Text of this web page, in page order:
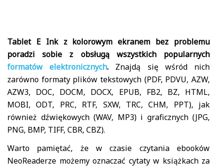
Tablet E Ink z kolorowym ekranem bez problemu
poradzi sobie z obsługą wszystkich popularnych
formatów elektronicznych. Znajdą się wśród nich
zarówno formaty plików tekstowych (PDF, PDVU, AZW,
AZW3, DOC, DOCM, DOCX, EPUB, FB2, BZ, HTML,
MOBI, ODT, PRC, RTF, SXW, TRC, CHM, PPT), jak
również dźwiękowych (WAV, MP3) i graficznych (JPG,
PNG, BMP, TIFF, CBR, CBZ).
Warto pamiętać, że w czasie czytania ebooków
NeoReaderze możemy oznaczać cytaty w książkach za